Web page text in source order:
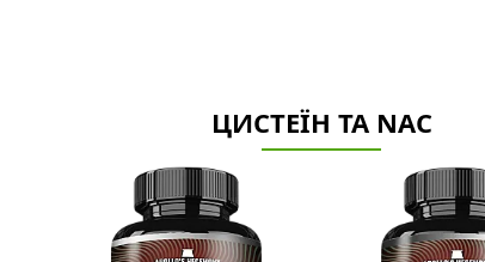
ЦИСТЕЇН ТА NAC